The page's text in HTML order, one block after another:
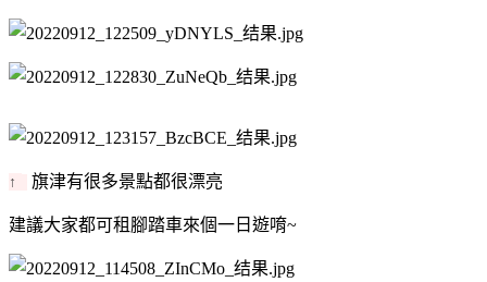
↑ 旗津有很多景點都很漂亮
建議大家都可租腳踏車來個一日遊唷~